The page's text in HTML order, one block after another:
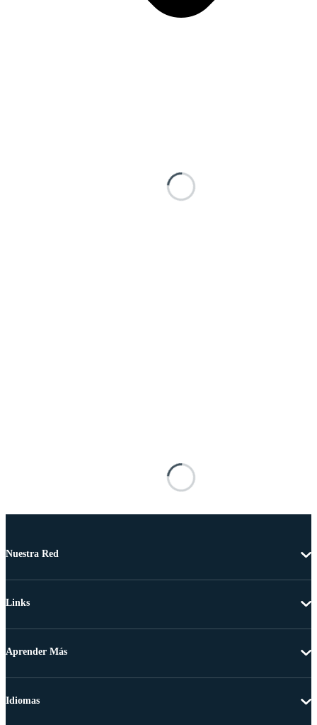
Nuestra Red
Links
Aprender Más
Idiomas